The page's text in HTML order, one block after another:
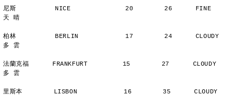
尼斯          NICE              20        26      FINE
天 晴
柏林          BERLIN            17        24      CLOUDY
多 雲
法蘭克福      FRANKFURT         15        27      CLOUDY
多 雲
里斯本        LISBON            16        35      CLOUDY